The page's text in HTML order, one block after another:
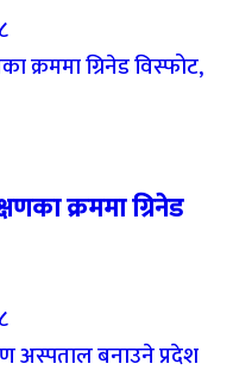
क्रममा ग्रिनेड